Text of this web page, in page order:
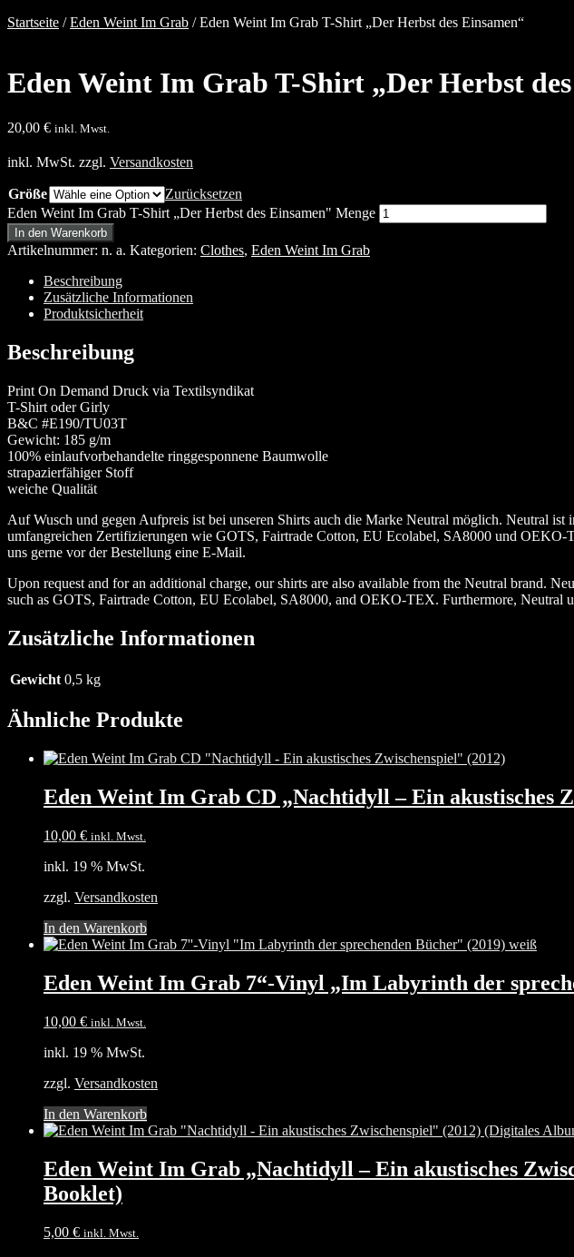
Startseite /Eden Weint Im Grab /Eden Weint Im Grab T-Shirt „Der Herbst des Einsamen“
Eden Weint Im Grab T-Shirt „Der Herbst
20,00 € inkl. Mwst.
inkl. MwSt. zzgl. Versandkosten
Größe
Zurücksetzen
Eden Weint Im Grab T-Shirt „Der Herbst des Einsamen" Menge
In den Warenkorb
Artikelnummer: n. a. Kategorien: Clothes, Eden Weint Im Grab
Beschreibung
Zusätzliche Informationen
Produktsicherheit
Beschreibung
Print On Demand Druck via Textilsyndikat
T-Shirt oder Girly
B&C #E190/TU03T
Gewicht: 185 g/m
100% einlaufvorbehandelte ringgesponnene Baumwolle
strapazierfähiger Stoff
weiche Qualität
Auf Wusch und gegen Aufpreis ist bei unseren Shirts auch die Marke Neutral möglich. Neutral
umfangreichen Zertifizierungen wie GOTS, Fairtrade Cotton, EU Ecolabel, SA8000 und
uns gerne vor der Bestellung eine E-Mail.
Upon request and for an additional charge, our shirts are also available from the Neutral brand.
such as GOTS, Fairtrade Cotton, EU Ecolabel, SA8000, and OEKO-TEX. Furthermore, Neutral
Zusätzliche Informationen
Gewicht 0,5 kg
Ähnliche Produkte
Eden Weint Im Grab CD „Nachtidyll – Ein akustisches
10,00 € inkl. Mwst.
inkl. 19 % MwSt.
zzgl. Versandkosten
In den Warenkorb
Eden Weint Im Grab 7“-Vinyl „Im Labyrinth der
10,00 € inkl. Mwst.
inkl. 19 % MwSt.
zzgl. Versandkosten
In den Warenkorb
Eden Weint Im Grab „Nachtidyll – Ein akustisches
Booklet)
5,00 € inkl. Mwst.